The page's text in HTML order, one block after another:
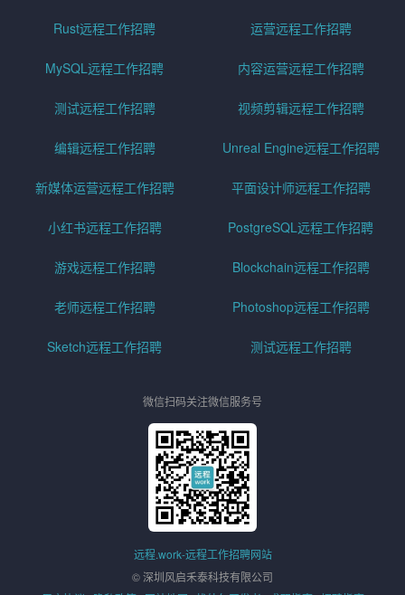
Rust远程工作招聘 运营远程工作招聘
MySQL远程工作招聘 内容运营远程工作招聘
测试远程工作招聘 视频剪辑远程工作招聘
编辑远程工作招聘 Unreal Engine远程工作招聘
新媒体运营远程工作招聘 平面设计师远程工作招聘
小红书远程工作招聘 PostgreSQL远程工作招聘
游戏远程工作招聘 Blockchain远程工作招聘
老师远程工作招聘 Photoshop远程工作招聘
Sketch远程工作招聘 测试远程工作招聘
微信扫码关注微信服务号
远程.work-远程工作招聘网站
© 深圳风启禾泰科技有限公司